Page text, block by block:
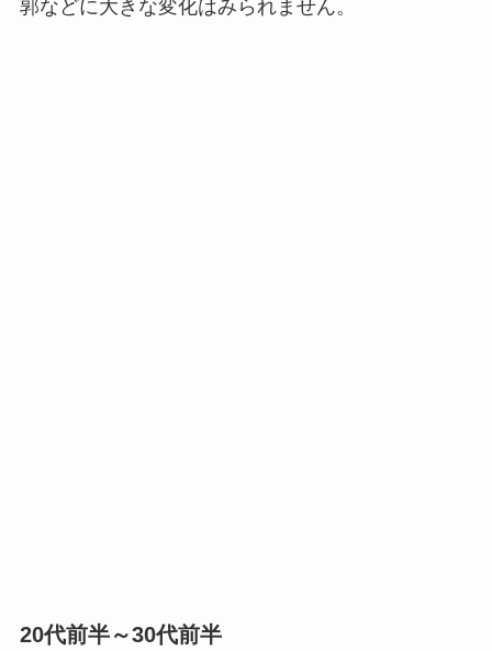
郭などに大きな変化はみられません。
20代前半～30代前半